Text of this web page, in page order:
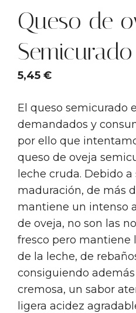
Queso de
Semicurado
5,45 €
El queso semicurado
demandados y
por ello que
queso de oveja
leche cruda. Debido a
maduración, de más
mantiene un intenso
de oveja, no son las
fresco pero mantiene
de la leche, de
consiguiendo
cremosa, un sabor
ligera acidez